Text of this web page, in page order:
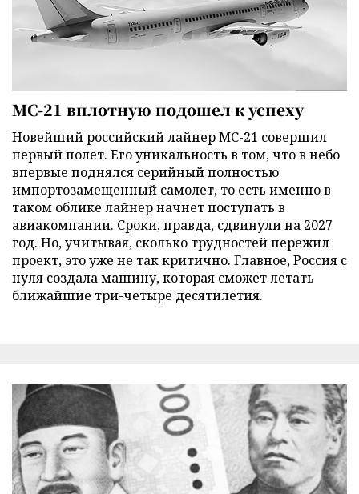
МС-21 вплотную подошел к успеху
Новейший российский лайнер МС-21 совершил
первый полет. Его уникальность в том, что в небо
впервые поднялся серийный полностью
импортозамещенный самолет, то есть именно в
таком облике лайнер начнет поступать в
авиакомпании. Сроки, правда, сдвинули на 2027
год. Но, учитывая, сколько трудностей пережил
проект, это уже не так критично. Главное, Россия с
нуля создала машину, которая сможет летать
ближайшие три-четыре десятилетия.